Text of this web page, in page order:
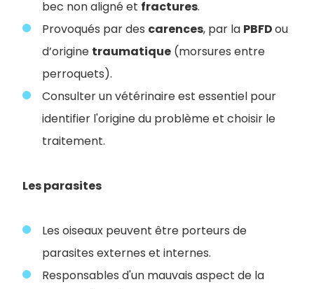
bec non aligné et fractures.
Provoqués par des carences, par la PBFDou
d’origine traumatique (morsures entre
perroquets).
Consulter un vétérinaire est essentiel pour
identifier l'origine du problème et choisir le
traitement.
Les parasites
Les oiseaux peuvent être porteurs de
parasites externes et internes.
Responsables d'un mauvais aspect de la